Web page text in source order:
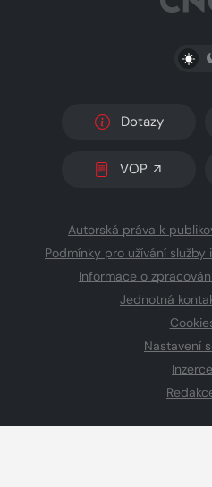
Dotazy
VOP
Autorská práva k
Podmínky pro užívání
Informace o
Jednotná
Nastavení
Inzerce